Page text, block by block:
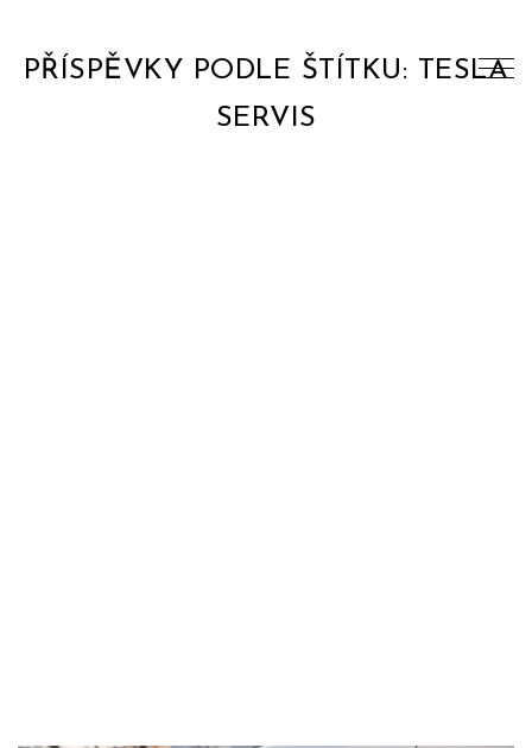
PŘÍSPĚVKY PODLE ŠTÍTKU: TESLA
SERVIS